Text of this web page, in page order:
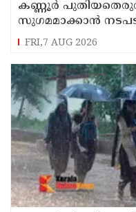
കണ്ണൂർ
സുഗമമാക്കാന്‍
FRI,7 AUG 2026